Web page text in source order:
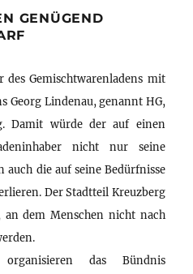
GENÜGEND
des Gemischtwarenladens mit
Georg Lindenau, genannt HG,
Damit würde der auf einen
nicht nur seine
die auf seine Bedürfnisse
Der Stadtteil Kreuzberg
dem Menschen nicht nach
das Bündnis